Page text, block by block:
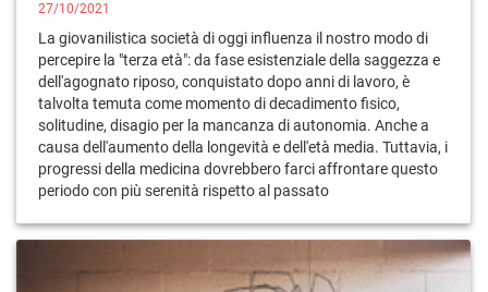
27/10/2021
La giovanilistica società di oggi influenza il nostro modo di
percepire la "terza età": da fase esistenziale della saggezza e
dell'agognato riposo, conquistato dopo anni di lavoro, è
talvolta temuta come momento di decadimento fisico,
solitudine, disagio per la mancanza di autonomia. Anche a
causa dell'aumento della longevità e dell'età media. Tuttavia, i
progressi della medicina dovrebbero farci affrontare questo
periodo con più serenità rispetto al passato